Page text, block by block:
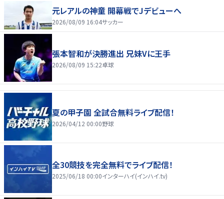
元レアルの神童 開幕戦でJデビューへ
2026/08/09 16:04サッカー
張本智和が決勝進出 兄妹Vに王手
2026/08/09 15:22卓球
夏の甲子園 全試合無料ライブ配信！
2026/04/12 00:00野球
全30競技を完全無料でライブ配信！
2025/06/18 00:00インターハイ(インハイ.tv)